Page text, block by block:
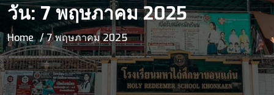
วัน:7 พฤษภาคม 2025
Home 7 พฤษภาคม 2025